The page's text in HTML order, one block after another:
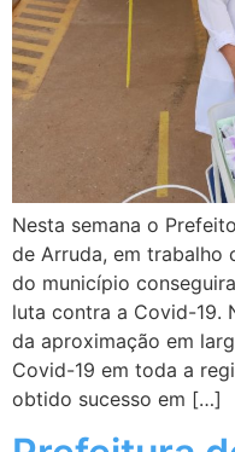
Nesta semana o
de Arruda, em trabalho
do município
luta contra a Covid-19.
da aproximação em
Covid-19 em toda a
obtido sucesso em […]